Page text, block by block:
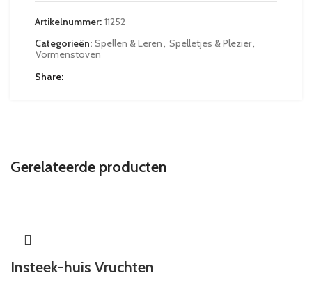
Artikelnummer: 11252
Categorieën: Spellen & Leren Spelletjes & Plezier
Vormenstoven
Share
Gerelateerde producten
Insteek-huis Vruchten